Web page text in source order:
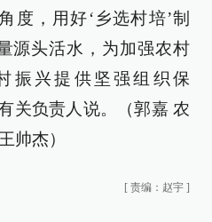
度，用好‘乡选村培’制
源头活水，为加强农村
振兴提供坚强组织保
关负责人说。（郭嘉 农
帅杰）
[ 责编：赵宇 ]